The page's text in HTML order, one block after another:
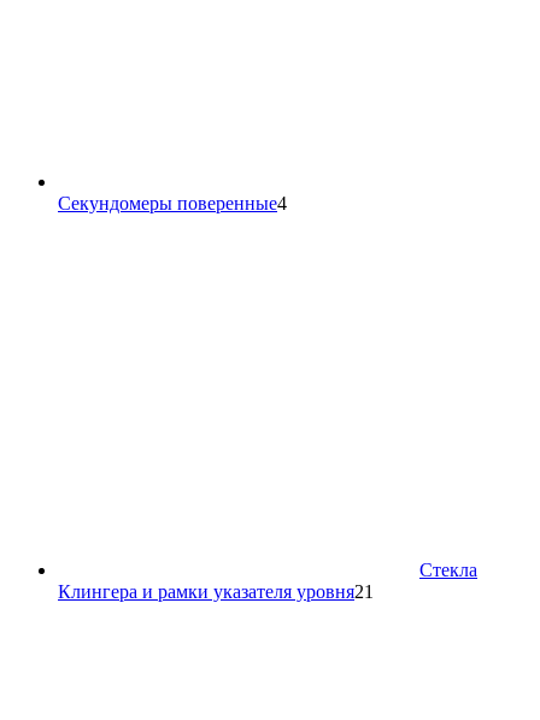
Секундомеры поверенные44
Стекла
Клингера и рамки указателя уровня21